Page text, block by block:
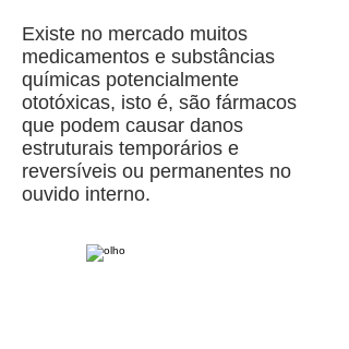
Existe no mercado muitos
medicamentos e substâncias
químicas potencialmente
ototóxicas, isto é, são fármacos
que podem causar danos
estruturais temporários e
reversíveis ou permanentes no
ouvido interno.